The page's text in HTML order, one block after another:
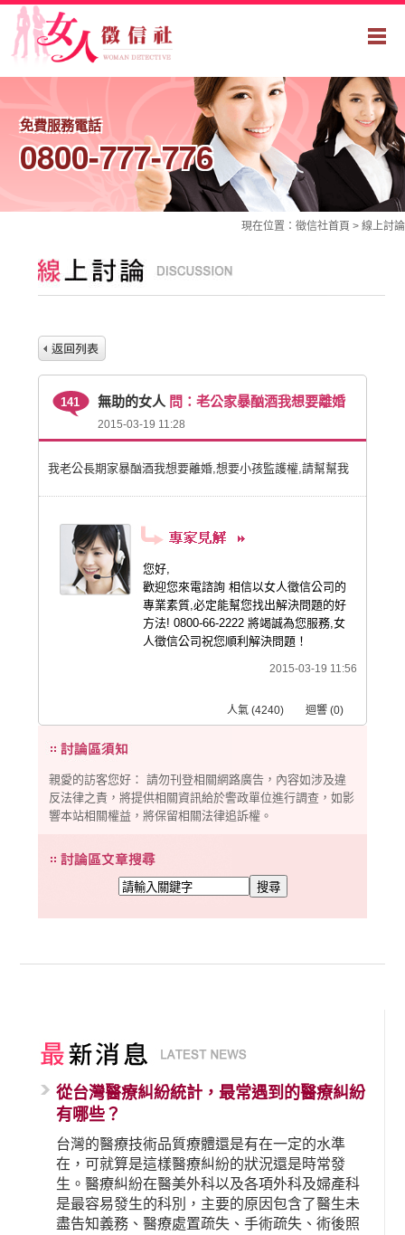
免費服務電話
0800-777-776
現在位置： 徵信社首頁 > 線上討論
141 無助的女人 問：老公家暴酗酒我想要離婚
2015-03-19 11:28
我老公長期家暴酗酒我想要離婚,想要小孩監護權,請幫幫我
您好,
歡迎您來電諮詢 相信以女人徵信公司的
專業素質,必定能幫您找出解決問題的好
方法! 0800-66-2222 將竭誠為您服務,女
人徵信公司祝您順利解決問題！
2015-03-19 11:56
人氣 (4240) 迴響 (0)
親愛的訪客您好： 請勿刊登相關網路廣告，內容如涉及違
反法律之責，將提供相關資訊給於警政單位進行調查，如影
響本站相關權益，將保留相關法律追訴權。
從台灣醫療糾紛統計，最常遇到的醫療糾紛
有哪些？
台灣的醫療技術品質療體還是有在一定的水準
在，可就算是這樣醫療糾紛的狀況還是時常發
生。醫療糾紛在醫美外科以及各項外科及婦產科
是最容易發生的科別，主要的原因包含了醫生未
盡告知義務、醫療處置疏失、手術疏失、術後照